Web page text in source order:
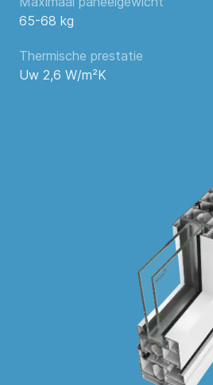
65-68 kg
Thermische prestatie
Uw 2,6 W/m²K